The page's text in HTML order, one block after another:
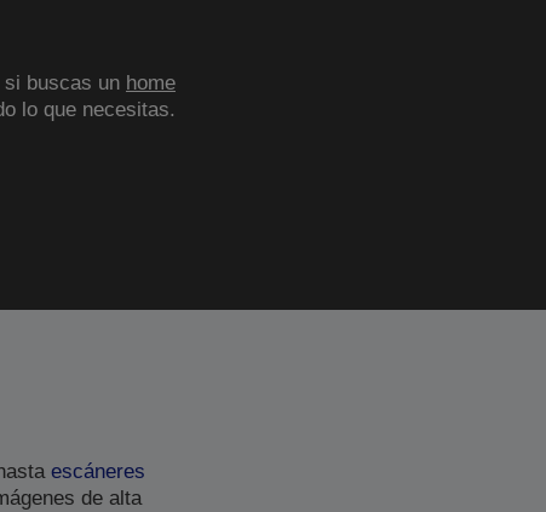
si buscas un home
lo que necesitas.
escáneres
de alta